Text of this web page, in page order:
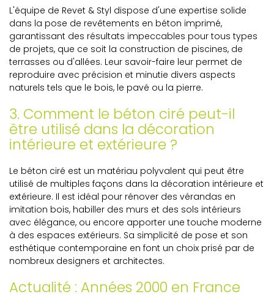
L'équipe de Revet & Styl dispose d'une expertise solide
dans la pose de revêtements en béton imprimé,
garantissant des résultats impeccables pour tous types
de projets, que ce soit la construction de piscines, de
terrasses ou d'allées. Leur savoir-faire leur permet de
reproduire avec précision et minutie divers aspects
naturels tels que le bois, le pavé ou la pierre.
3. Comment le béton ciré peut-il
être utilisé dans la décoration
intérieure et extérieure ?
Le béton ciré est un matériau polyvalent qui peut être
utilisé de multiples façons dans la décoration intérieure et
extérieure. Il est idéal pour rénover des vérandas en
imitation bois, habiller des murs et des sols intérieurs
avec élégance, ou encore apporter une touche moderne
à des espaces extérieurs. Sa simplicité de pose et son
esthétique contemporaine en font un choix prisé par de
nombreux designers et architectes.
Actualité : Années 2000 en France